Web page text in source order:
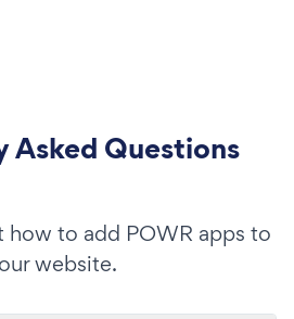
Asked Questions
how to add POWR apps to
website.